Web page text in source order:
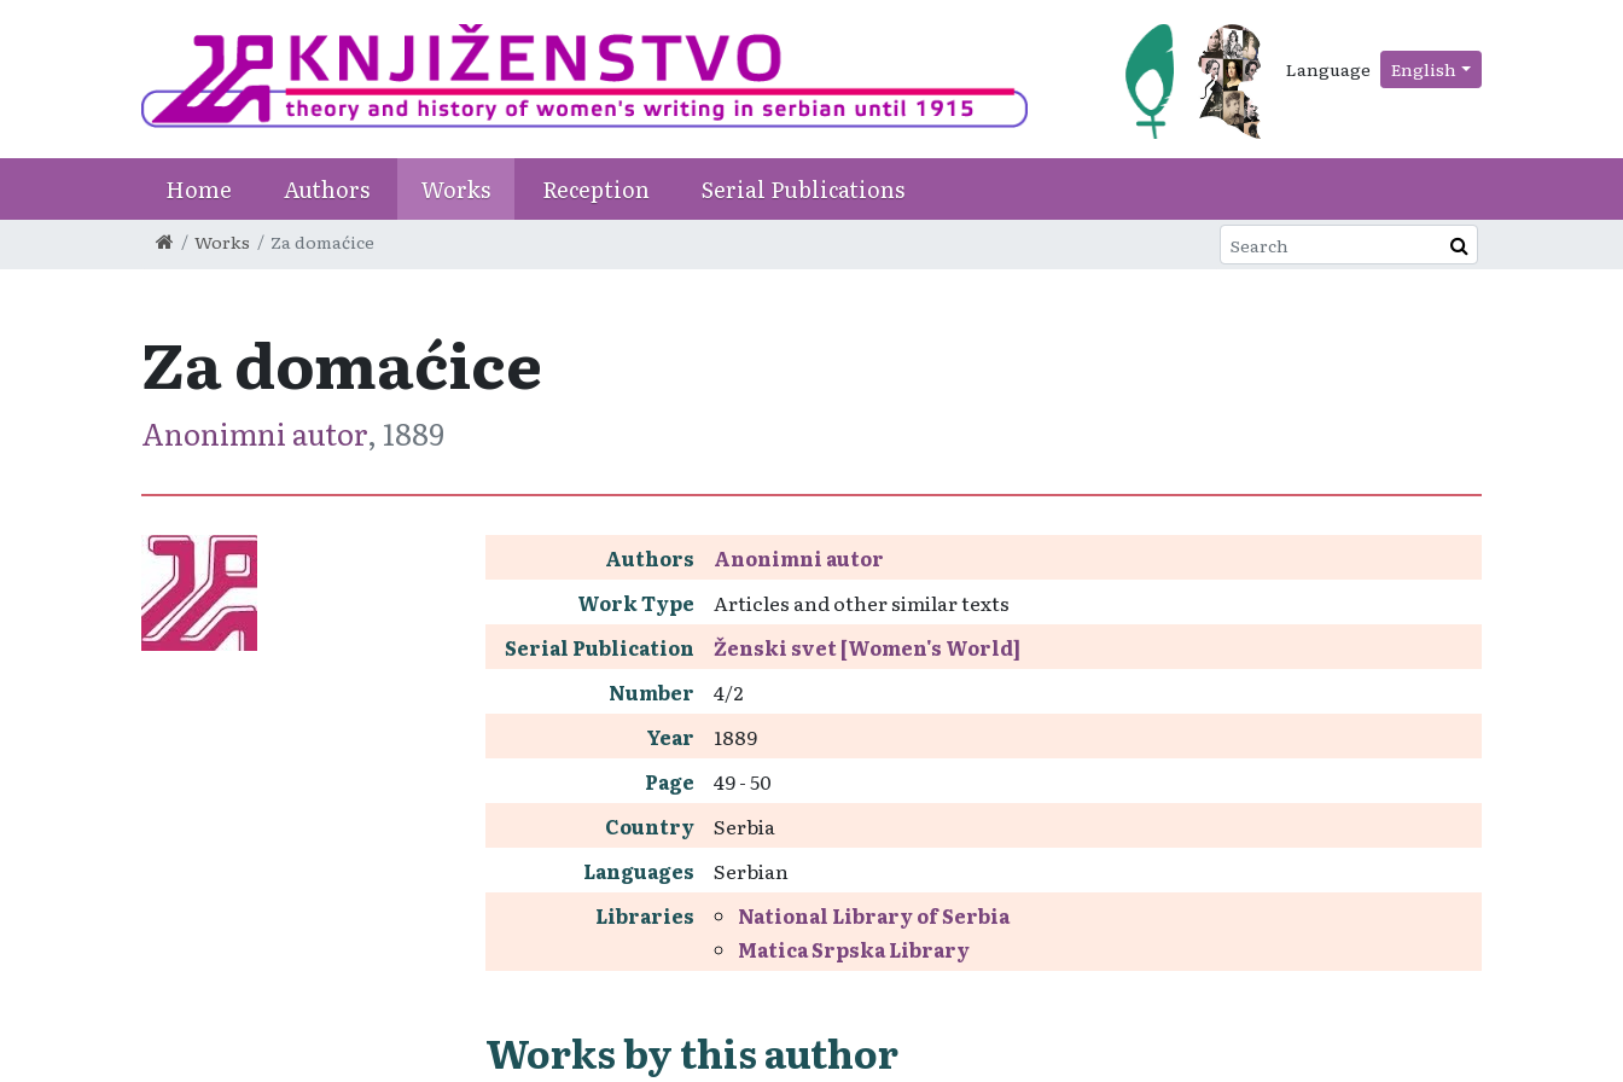
Language English
Home Authors Works Reception Serial Publications
Works Za domaćice
Za domaćice
Anonimni autor, 1889
Authors
Anonimni autor
Work Type
Articles and other similar texts
Serial Publication
Ženski svet [Women's World]
Number
4/2
Year
1889
Page
49 - 50
Country
Serbia
Languages
Serbian
Libraries
National Library of Serbia
Matica Srpska Library
Works by this author